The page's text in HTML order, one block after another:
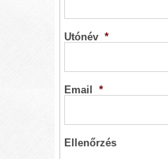
Utónév *
Email *
Ellenőrzés